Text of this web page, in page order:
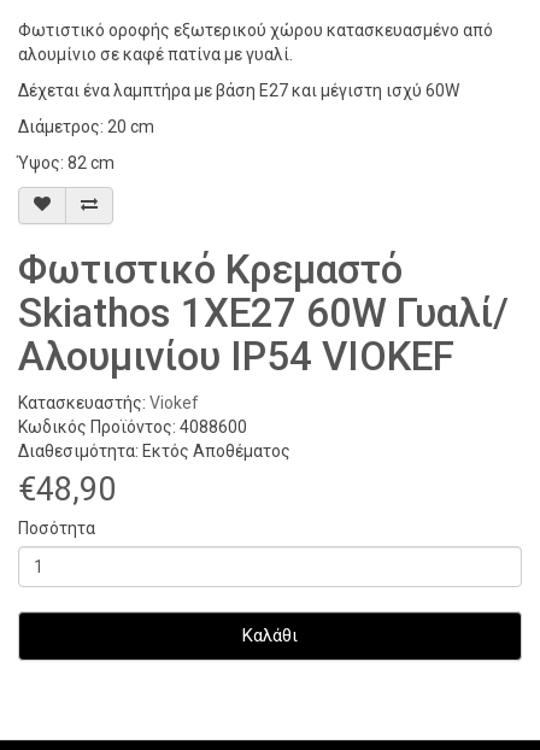
Φωτιστικό οροφής εξωτερικού χώρου κατασκευασμένο από
αλουμίνιο σε καφέ πατίνα με γυαλί.
Δέχεται ένα λαμπτήρα με βάση E27 και μέγιστη ισχύ 60W
Διάμετρος: 20 cm
Ύψος: 82 cm
Φωτιστικό Κρεμαστό
Skiathos 1XE27 60W Γυαλί/
Αλουμινίου IP54 VIOKEF
Κατασκευαστής: Viokef
Κωδικός Προϊόντος: 4088600
Διαθεσιμότητα: Εκτός Αποθέματος
€48,90
Ποσότητα
Καλάθι